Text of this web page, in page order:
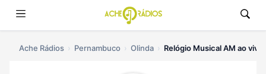
Ache Rádios Pernambuco Olinda Relógio Musical AM ao vivo